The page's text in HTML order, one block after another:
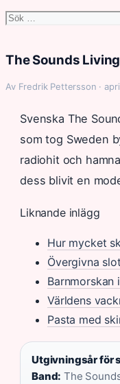
Sök
The Sounds
Av Fredrik Pettersson ·
Svenska The
som tog Sweden
radiohit och
dess blivit en
Liknande inlägg
Hur mycket
Övergivna
Barnmorskan
Världens
Pasta med
Utgivningsår för
Band: The Sounds